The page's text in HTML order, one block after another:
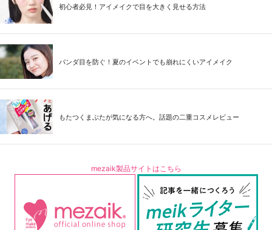
初心者必見！アイメイクで目を大きく見せる方法
パンダ目を防ぐ！夏のイベントでも崩れにくいアイメイク
もたつくまぶたが気になる方へ。話題の二重コスメレビュー
mezaik製品サイトはこちら